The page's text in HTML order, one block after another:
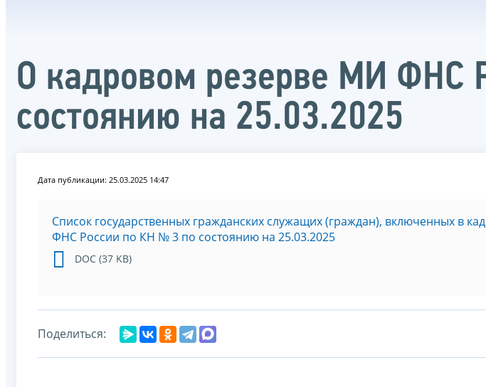
О кадровом резерве МИ ФНС
состоянию на 25.03.2025
Дата публикации: 25.03.2025 14:47
Список государственных гражданских служащих (граждан), включенных в
ФНС России по КН № 3 по состоянию на 25.03.2025
DOC (37 KB)
Поделиться: